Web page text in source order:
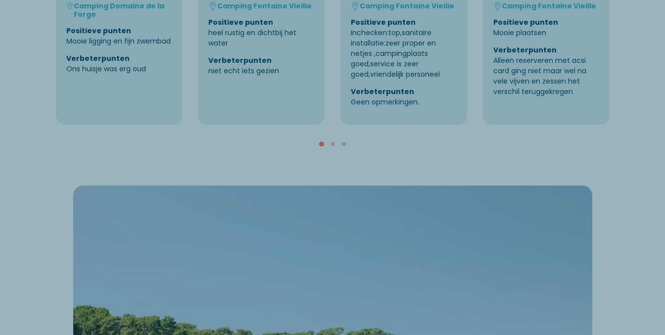
Camping Domaine de la
Forge
Positieve punten
Mooie ligging en fijn zwembad
Verbeterpunten
Ons huisje was erg oud
Camping Fontaine Vieille
Positieve punten
heel rustig en dichtbij het
water
Verbeterpunten
niet echt iets gezien
Camping Fontaine Vieille
Positieve punten
Inchecken:top,sanitaire
installatie:zeer proper en
netjes ,campingplaats
goed,service is zeer
goed,vriendelijk personeel
Verbeterpunten
Geen opmerkingen.
Camping Fontaine Vieille
Positieve punten
Mooie plaatsen
Verbeterpunten
Alleen reserveren met acsi
card ging niet maar wel na
vele vijven en zessen het
verschil teruggekregen